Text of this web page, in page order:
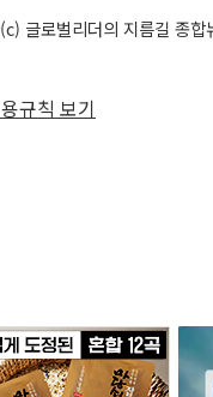
글로벌리더의 지름길 종
규칙 보기